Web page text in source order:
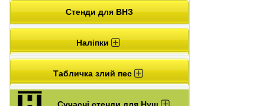
Стенди для ВНЗ
Наліпки
Табличка злий пес
Сучасні стенди для Нуш